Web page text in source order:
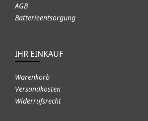
AGB
Batterieentsorgung
IHR EINKAUF
Warenkorb
Versandkosten
Widerrufsrecht